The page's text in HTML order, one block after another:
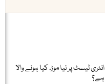
انٹری ٹیسٹ پر نیا موڑ، کیا ہونے والا
ہے؟